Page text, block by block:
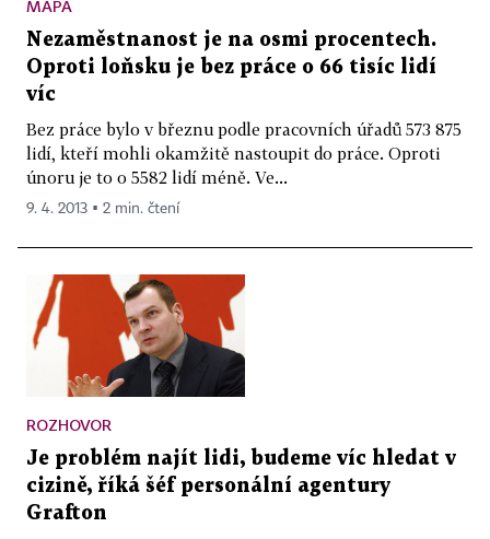
MAPA
Nezaměstnanost je na osmi procentech.
Oproti loňsku je bez práce o 66 tisíc lidí
víc
Bez práce bylo v březnu podle pracovních úřadů 573 875
lidí, kteří mohli okamžitě nastoupit do práce. Oproti
únoru je to o 5582 lidí méně. Ve...
9. 4. 2013 ▪ 2 min. čtení
ROZHOVOR
Je problém najít lidi, budeme víc hledat v
cizině, říká šéf personální agentury
Grafton